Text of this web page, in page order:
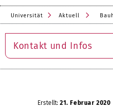
Universität Aktuell
Kontakt und Infos
Erstellt: 21. Februar 2020